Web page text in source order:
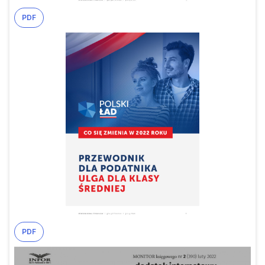
PDF
PDF